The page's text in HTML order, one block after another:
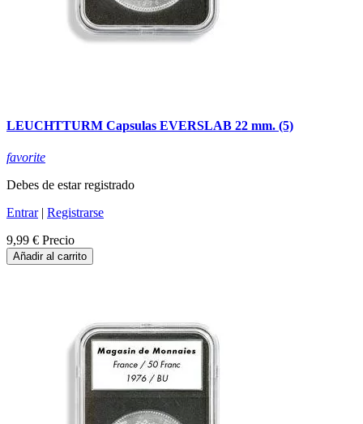
LEUCHTTURM Capsulas EVERSLAB 22 mm. (5)
favorite
Debes de estar registrado
Entrar| Registrarse
9,99 € Precio
Añadir al carrito